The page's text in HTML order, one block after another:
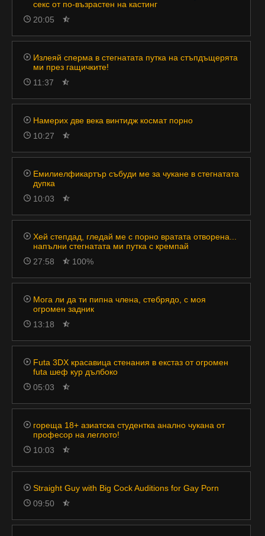
секс от по-възрастен на кастинг
20:05
Излеяй сперма в стегнатата путка на стъпдъщерята
ми през гащичките!
11:37
Намерих две века винтидж космат порно
10:27
Емилиелфикартър събуди ме за чукане в стегнатата
дупка
10:03
Хей степдад, гледай ме с порно вратата отворена...
напълни стегнатата ми путка с кремпай
27:58
100%
Мога ли да ти пипна члена, стебрядо, с моя
огромен задник
13:18
Futa 3DX красавица стенания в екстаз от огромен
futa шеф кур дълбоко
05:03
гореща 18+ азиатска студентка анално чукана от
професор на леглото!
10:03
Straight Guy with Big Cock Auditions for Gay Porn
09:50